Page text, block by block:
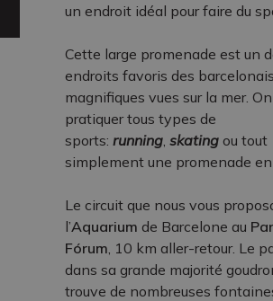
un endroit idéal pour faire du
Cette large promenade est un
endroits favoris des
magnifiques vues sur la mer.
pratiquer tous types de
sports: running skating ou tout
simplement une promenade en
Le circuit que nous vous
l’Aquarium de Barcelone au
Fórum , 10 km aller-retour. Le
dans sa grande majorité
trouve de nombreuses